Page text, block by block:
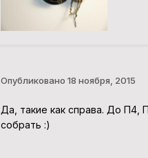
Опубликовано 18 ноября, 2015
Да, такие как справа. До П4,
собрать :)